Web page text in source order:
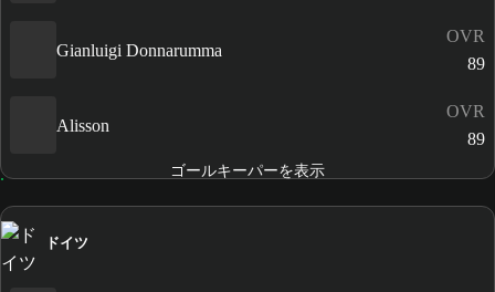
Gianluigi Donnarumma
OVR
89
Alisson
OVR
89
ゴールキーパーを表示
ドイツ